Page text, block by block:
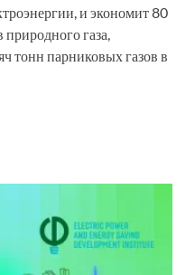
и экономит 80
газа,
тонн парниковых газов в